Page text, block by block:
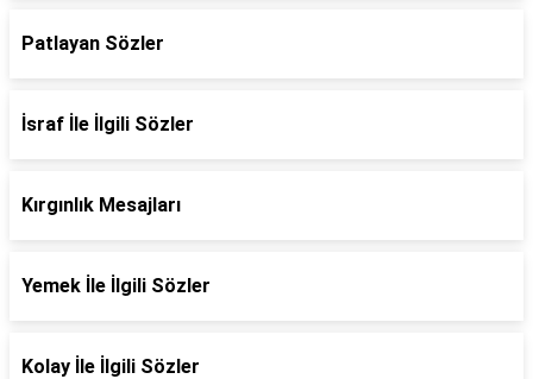
Patlayan Sözler
İsraf İle İlgili Sözler
Kırgınlık Mesajları
Yemek İle İlgili Sözler
Kolay İle İlgili Sözler